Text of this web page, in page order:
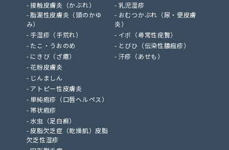
接触皮膚炎（かぶれ）
脂漏性皮膚炎（頭のかゆ
み）
手湿疹（手荒れ）
たこ・うおのめ
にきび（ざ瘡）
花粉皮膚炎
じんましん
アトピー性皮膚炎
単純疱疹（口唇ヘルペス）
帯状疱疹
水虫（足白癬）
皮脂欠乏症（乾燥肌）皮脂
欠乏性湿疹
乳児湿疹
おむつかぶれ（尿・便皮膚
炎）
イボ（尋常性疣贅）
とびひ（伝染性膿痂疹）
汗疹（あせも）